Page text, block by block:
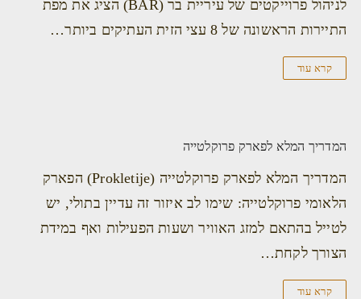
לניהול פרוייקטים של עיריית בר (BAR) הציג את מפת
התיירות הראשונה של 8 עצי הזית העתיקים ביותר…
קרא עוד
המדריך המלא לפארק פרוקלטייה
המדריך המלא לפארק פרוקלטייה (Prokletije) הפארק
הלאומי פרוקלטייה: שימו לב איזור זה עדיין בתולי, יש
לטייל בהתאם למזג האוויר ושעות הפעילות ואף במידת
הצורך לקחת…
קרא עוד